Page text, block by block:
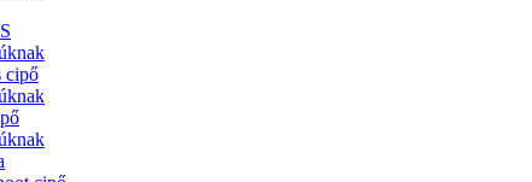
cipő